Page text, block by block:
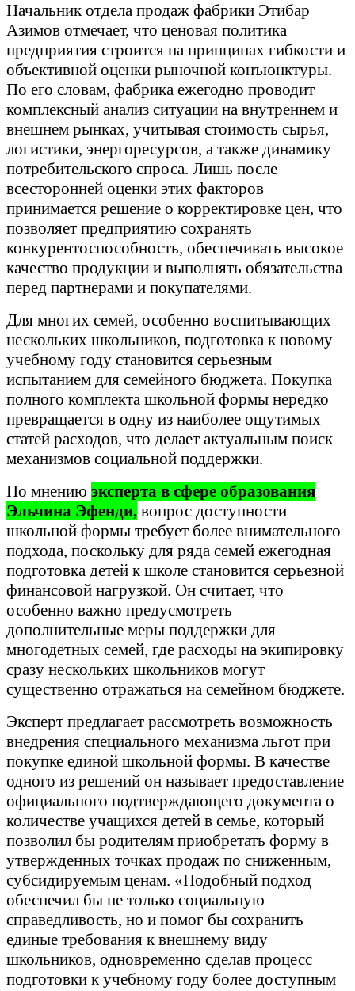
Начальник отдела продаж фабрики Этибар
Азимов отмечает, что ценовая политика
предприятия строится на принципах гибкости и
объективной оценки рыночной конъюнктуры.
По его словам, фабрика ежегодно проводит
комплексный анализ ситуации на внутреннем и
внешнем рынках, учитывая стоимость сырья,
логистики, энергоресурсов, а также динамику
потребительского спроса. Лишь после
всесторонней оценки этих факторов
принимается решение о корректировке цен, что
позволяет предприятию сохранять
конкурентоспособность, обеспечивать высокое
качество продукции и выполнять обязательства
перед партнерами и покупателями.
Для многих семей, особенно воспитывающих
нескольких школьников, подготовка к новому
учебному году становится серьезным
испытанием для семейного бюджета. Покупка
полного комплекта школьной формы нередко
превращается в одну из наиболее ощутимых
статей расходов, что делает актуальным поиск
механизмов социальной поддержки.
По мнению эксперта в сфере образования
Эльчина Эфенди, вопрос доступности
школьной формы требует более внимательного
подхода, поскольку для ряда семей ежегодная
подготовка детей к школе становится серьезной
финансовой нагрузкой. Он считает, что
особенно важно предусмотреть
дополнительные меры поддержки для
многодетных семей, где расходы на экипировку
сразу нескольких школьников могут
существенно отражаться на семейном бюджете.
Эксперт предлагает рассмотреть возможность
внедрения специального механизма льгот при
покупке единой школьной формы. В качестве
одного из решений он называет предоставление
официального подтверждающего документа о
количестве учащихся детей в семье, который
позволил бы родителям приобретать форму в
утвержденных точках продаж по сниженным,
субсидируемым ценам. «Подобный подход
обеспечил бы не только социальную
справедливость, но и помог бы сохранить
единые требования к внешнему виду
школьников, одновременно сделав процесс
подготовки к учебному году более доступным